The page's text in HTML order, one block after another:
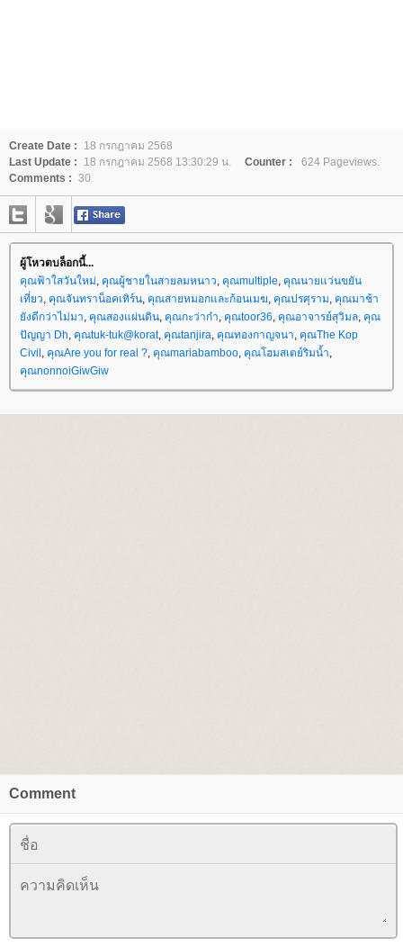
Create Date :
18 กรกฎาคม 2568
Last Update :
18 กรกฎาคม 2568 13:30:29 น. Counter :
624 Pageviews.
Comments : 30
ผู้โหวตบล็อกนี้...
คุณฟ้าใสวันใหม่, คุณผู้ชายในสายลมหนาว, คุณmultiple, คุณนายแว่นขยัน
เที่ยว, คุณจันทราน็อคเทิร์น, คุณสายหมอกและก้อนเมฆ, คุณปรศุราม, คุณมาช้า
ังดีกว่าไม่มา, คุณสองแผ่นดิน, คุณกะว่าก๋า, คุณtoor36, คุณอาจารย์สุวิมล, คุณ
ปัญญา Dh, คุณtuk-tuk@korat, คุณtanjira, คุณทองกาญจนา, คุณThe Kop
Civil , คุณAre you for real ?, คุณmariabamboo, คุณโฮมสเตย์ริมน้ำ,
คุณnonnoiGiwGiw
Comment